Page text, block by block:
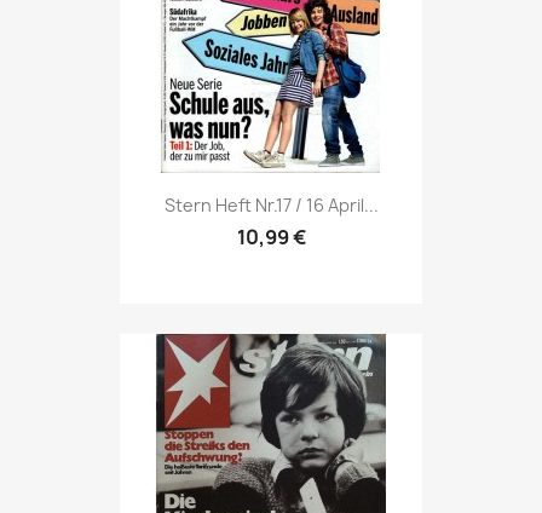
Vorschau
Stern Heft Nr.17 / 16 April...
10,99 €